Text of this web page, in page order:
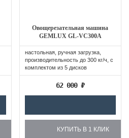
Овощерезательная машина
GEMLUX GL-VC300A
настольная, ручная загрузка,
производительность до 300 кг/ч, с
комплектом из 5 дисков
62 000₽
КУПИТЬ В 1 КЛИК